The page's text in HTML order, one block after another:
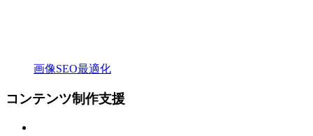
画像SEO最適化
コンテンツ制作支援